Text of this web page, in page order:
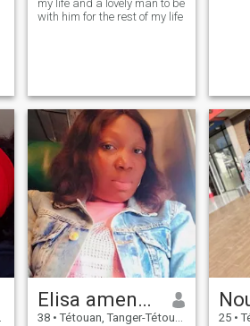
my life and a lovely man to be
with him for the rest of my life
Elisa amenan
38 • Tétouan, Tanger-Tétouan, Marokko
25 •